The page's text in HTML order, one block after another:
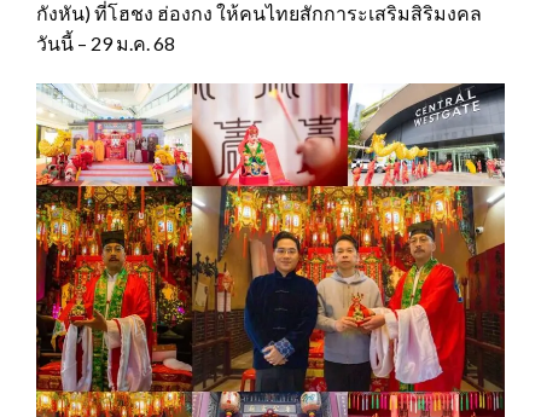
กังหัน) ที่โฮชง ฮ่องกง ให้คนไทยสักการะเสริมสิริมงคล
วันนี้ – 29 ม.ค. 68